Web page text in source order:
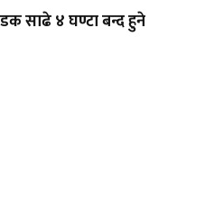
साढे ४ घण्टा बन्द हुने